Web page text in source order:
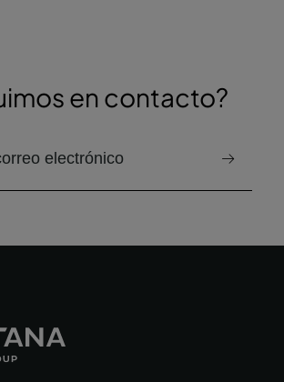
en contacto?
para recibir el boletín